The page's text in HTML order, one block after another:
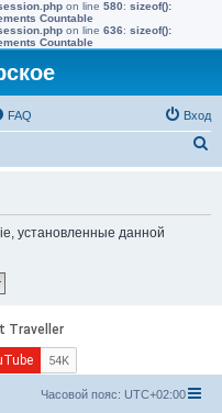
on line 580: sizeof():
Countable
on line 636: sizeof():
Countable
FAQ Вход
установленные данной
Часовой пояс: UTC+02:00